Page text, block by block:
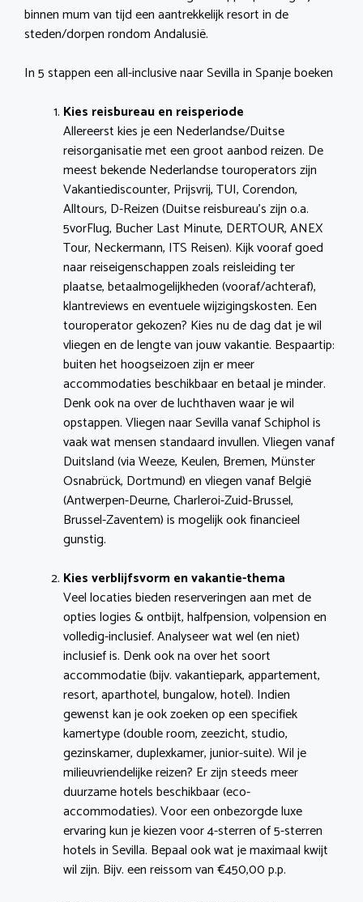
binnen mum van tijd een aantrekkelijk resort in de
steden/dorpen rondom Andalusië.
In 5 stappen een all-inclusive naar Sevilla in Spanje boeken
Kies reisbureau en reisperiode
Allereerst kies je een Nederlandse/Duitse
reisorganisatie met een groot aanbod reizen. De
meest bekende Nederlandse touroperators zijn
Vakantiediscounter, Prijsvrij, TUI, Corendon,
Alltours, D-Reizen (Duitse reisbureau’s zijn o.a.
5vorFlug, Bucher Last Minute, DERTOUR, ANEX
Tour, Neckermann, ITS Reisen). Kijk vooraf goed
naar reiseigenschappen zoals reisleiding ter
plaatse, betaalmogelijkheden (vooraf/achteraf),
klantreviews en eventuele wijzigingskosten. Een
touroperator gekozen? Kies nu de dag dat je wil
vliegen en de lengte van jouw vakantie. Bespaartip:
buiten het hoogseizoen zijn er meer
accommodaties beschikbaar en betaal je minder.
Denk ook na over de luchthaven waar je wil
opstappen. Vliegen naar Sevilla vanaf Schiphol is
vaak wat mensen standaard invullen. Vliegen vanaf
Duitsland (via Weeze, Keulen, Bremen, Münster
Osnabrück, Dortmund) en vliegen vanaf België
(Antwerpen-Deurne, Charleroi-Zuid-Brussel,
Brussel-Zaventem) is mogelijk ook financieel
gunstig.
Kies verblijfsvorm en vakantie-thema
Veel locaties bieden reserveringen aan met de
opties logies & ontbijt, halfpension, volpension en
volledig-inclusief. Analyseer wat wel (en niet)
inclusief is. Denk ook na over het soort
accommodatie (bijv. vakantiepark, appartement,
resort, aparthotel, bungalow, hotel). Indien
gewenst kan je ook zoeken op een specifiek
kamertype (double room, zeezicht, studio,
gezinskamer, duplexkamer, junior-suite). Wil je
milieuvriendelijke reizen? Er zijn steeds meer
duurzame hotels beschikbaar (eco-
accommodaties). Voor een onbezorgde luxe
ervaring kun je kiezen voor 4-sterren of 5-sterren
hotels in Sevilla. Bepaal ook wat je maximaal kwijt
wil zijn. Bijv. een reissom van €450,00 p.p.